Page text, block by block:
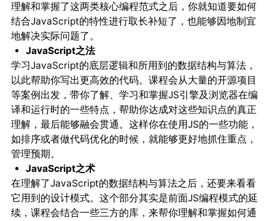
理解和掌握了这两类核心编程范式之后，你就知道要如何
结合JavaScript的特性进行取长补短了，也能够因地制宜
地解决实际问题了。
JavaScript之法
学习JavaScript的底层逻辑和所用到的数据结构与算法，
以此帮助你写出更高效的代码。课程会从大量的开源项目
等案例出发，带你了解、学习和掌握JS引擎及浏览器在编
译和运行时的一些特点，帮助你达成对这些知识点的真正
理解，最后能够融会贯通。这样你在使用JS的一些功能，
如排序或者做代码优化的时候，就能够更好地抓住重点，
管理预期。
JavaScript之术
在理解了JavaScript的数据结构与算法之后，还要来看看
它用到的设计模式。这个部分其实是前面JS编程模式的延
续，课程会结合一些三方的库，来帮你理解和掌握如何通